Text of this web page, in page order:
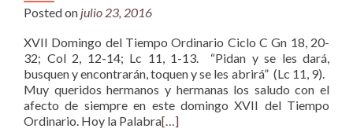
Posted on julio 23, 2016
XVII Domingo del Tiempo Ordinario Ciclo C Gn 18, 20-
32; Col 2, 12-14; Lc 11, 1-13. “Pidan y se les dará,
busquen y encontrarán, toquen y se les abrirá” (Lc 11, 9).
Muy queridos hermanos y hermanas los saludo con el
afecto de siempre en este domingo XVII del Tiempo
Ordinario. Hoy la Palabra[…]